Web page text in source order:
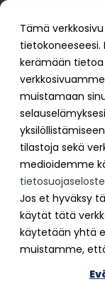
Tämä
kerämään
muistamaan
tilastoja sekä
medioidemme
Jos et hyväksy
käytät tätä
käytetään yhtä
muistamme,
Avaa